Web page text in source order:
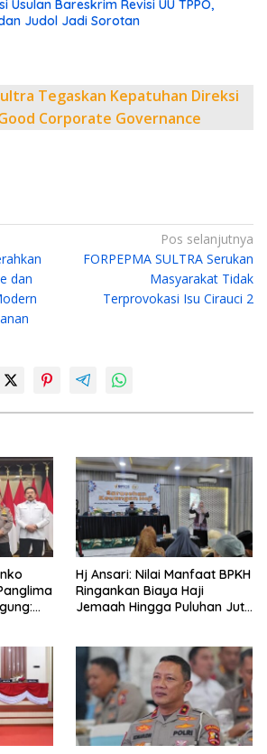
Bareskrim Revisi UU TPPO,
Judol Jadi Sorotan
Tegaskan Kepatuhan Direksi
Corporate Governance
dan
Pos selanjutnya
FORPEPMA SULTRA Serukan
Masyarakat Tidak
Terprovokasi Isu Cirauci 2
Hj Ansari: Nilai Manfaat BPKH
Ringankan Biaya Haji
Jemaah Hingga Puluhan Juta